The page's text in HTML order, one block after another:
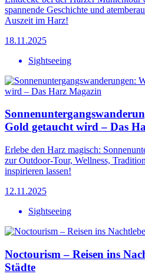
spannende Geschichte und
Auszeit im Harz!
18.11.2025
Sightseeing
Gold getaucht wird – Das
Erlebe den Harz magisch:
zur Outdoor-Tour, Wellness,
inspirieren lassen!
12.11.2025
Sightseeing
Noctourism – Reisen ins
Städte